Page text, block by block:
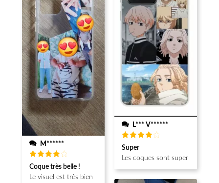
M******
Note4
sur 5
Coque très belle !
Le visuel est très bien
L*** V******
Note
sur 5
Super
Les coques sont super